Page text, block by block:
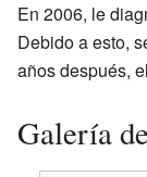
En 2006, le
Debido a esto,
años después,
Galería